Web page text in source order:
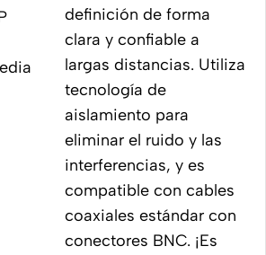
definición de forma
clara y confiable a
largas distancias. Utiliza
tecnología de
aislamiento para
eliminar el ruido y las
interferencias, y es
compatible con cables
coaxiales estándar con
conectores BNC. ¡Es